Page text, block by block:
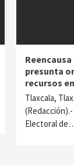
presunta
recursos
Tlaxcala,
Electoral